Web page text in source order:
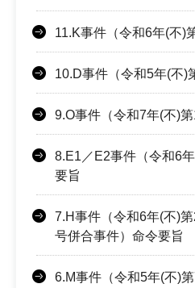
11.K事件（令和6年(不)
10.D事件（令和5年(不)
9.O事件（令和7年(不)
8.E1／E2事件（令和6
要旨
7.H事件（令和6年(不)
号併合事件）命令要旨
6.M事件（令和5年(不)